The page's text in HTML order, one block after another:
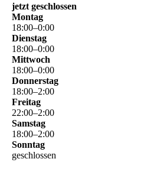
jetzt geschlossen
Montag
18:00–0:00
Dienstag
18:00–0:00
Mittwoch
18:00–0:00
Donnerstag
18:00–2:00
Freitag
22:00–2:00
Samstag
18:00–2:00
Sonntag
geschlossen